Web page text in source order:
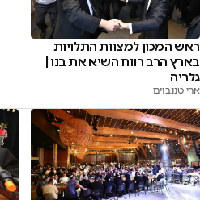
ראש המכון למצוות התלויות
בארץ הרב רווח השיא את בנו |
גלריה
ארי טננבוים